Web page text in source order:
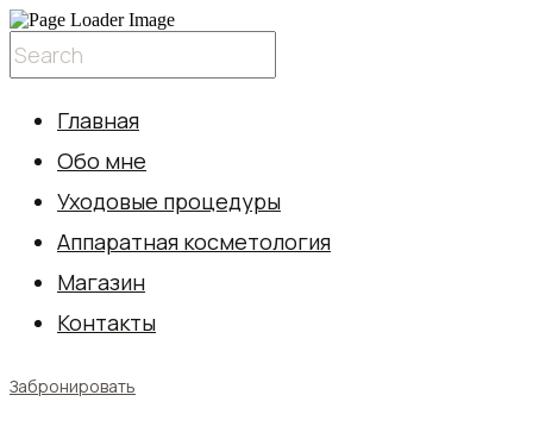
Главная
Обо мне
Уходовые процедуры
Аппаратная косметология
Магазин
Контакты
Забронировать